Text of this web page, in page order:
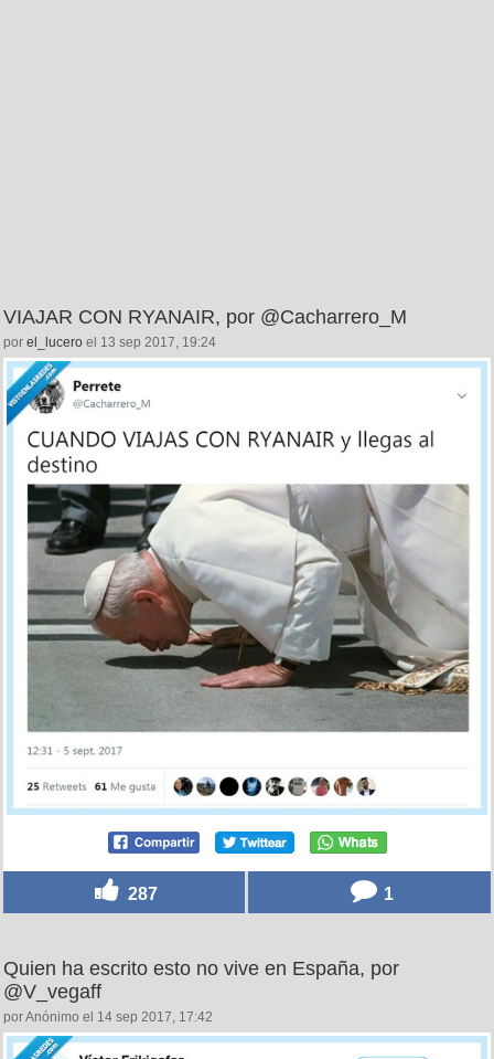
VIAJAR CON RYANAIR, por @Cacharrero_M
por el_lucero el 13 sep 2017, 19:24
287 1
Quien ha escrito esto no vive en España, por
@V_vegaff
por Anónimo el 14 sep 2017, 17:42